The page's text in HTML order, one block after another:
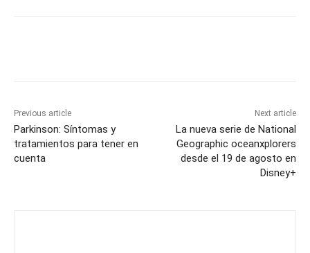
Previous article
Parkinson: Síntomas y
tratamientos para tener en
cuenta
Next article
La nueva serie de National
Geographic oceanxplorers
desde el 19 de agosto en
Disney+